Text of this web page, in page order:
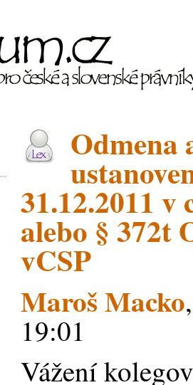
Odmena
31.12.2011
alebo § 372t
vCSP
Maroš Macko
19:01
Vážení